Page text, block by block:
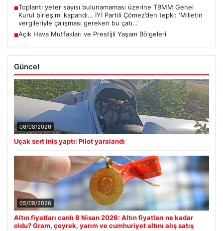
■Toplantı yeter sayısı bulunamaması üzerine TBMM Genel
Kurul birleşimi kapandı… İYİ Partili Çömez’den tepki: ‘Milletin
vergileriyle çalışması gereken bu çatı…’
■Açık Hava Mutfakları ve Prestijli Yaşam Bölgeleri
Güncel
06/08/2026
Uçak sert iniş yaptı: Pilot yaralandı
05/08/2026
Altın fiyatları canlı 8 Nisan 2026: Altın fiyatları ne kadar
oldu? Gram, çeyrek, yarım ve cumhuriyet altını alış satış